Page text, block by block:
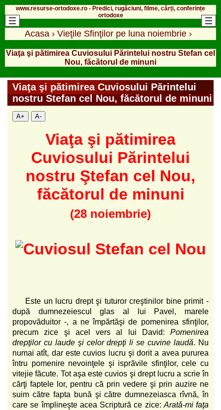
www.resurse-ortodoxe.ro - Predici, rugăciuni, filme, cărți, conferințe
ortodoxe
Acasa › Vieţile Sfinţilor pe luna noiembrie ›
Viaţa şi pătimirea Cuviosului Părintelui nostru Stefan cel
Nou, făcătorul de minuni
Viaţa şi pătimirea Cuviosului Părintelui
nostru Stefan cel Nou, făcătorul de minuni
A+ A-
Viaţa şi pătimirea
Cuviosului Părintelui
nostru Ştefan cel Nou,
făcătorul de minuni
(28 noiembrie)
Este un lucru drept şi tuturor creştinilor bine primit -
după dumnezeiescul glas al lui Pavel, marele
propovăduitor -, a ne împărtăşi de pomenirea sfinţilor,
precum zice şi acel vers al lui David: Pomenirea
drepţilor cu laude şi celor drepţi li se cuvine laudă. Nu
numai atît, dar este cuvios lucru şi dorit a avea pururea
întru pomenire nevoinţele şi isprăvile sfinţilor, cele cu
vitejie făcute. Tot aşa este cuvios şi drept lucru a scrie în
cărţi faptele lor, pentru că prin vedere şi prin auzire ne
suim către fapta bună şi către dumnezeiasca rîvnă, în
care se împlineşte acea Scriptură ce zice: Arată-mi faţa